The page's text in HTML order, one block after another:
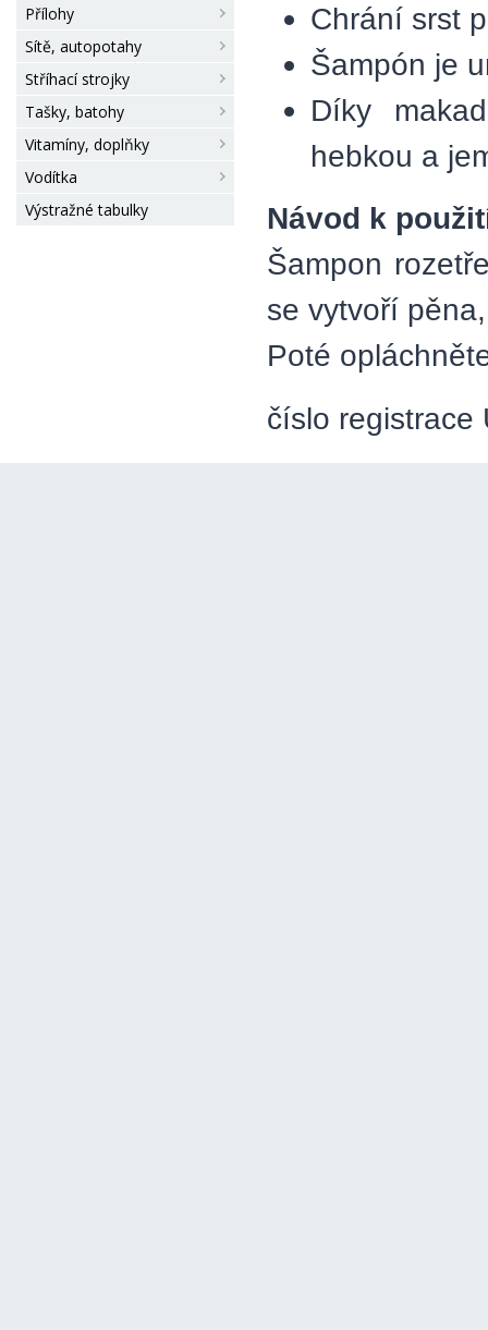
Přílohy
Sítě, autopotahy
Stříhací strojky
Tašky, batohy
Vitamíny, doplňky
Vodítka
Výstražné tabulky
Chrání srst
Šampón je
Díky
hebkou a
Návod k
Šampon
se vytvoří
Poté
číslo registrace